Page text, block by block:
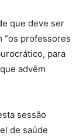
que deve ser
“os professores
para
advêm
sessão
de saúde